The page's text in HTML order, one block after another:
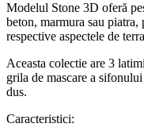
Modelul Stone 3D oferă
beton, marmura sau
respective aspectele de
Aceasta colectie are 3
grila de mascare a
dus.
Caracteristici: